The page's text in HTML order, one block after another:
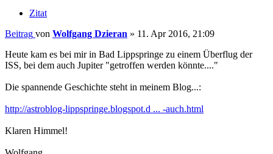
Zitat
Beitrag von Wolfgang Dzieran » 11. Apr 2016, 21:09
Heute kam es bei mir in Bad Lippspringe zu einem Überflug der
ISS, bei dem auch Jupiter "getroffen werden könnte...."
Die spannende Geschichte steht in meinem Blog...:
http://astroblog-lippspringe.blogspot.d ... -auch.html
Klaren Himmel!